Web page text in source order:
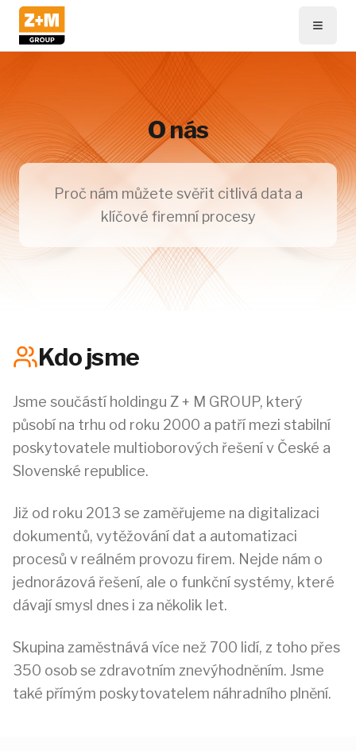
O nás
Proč nám můžete svěřit citlivá data a
klíčové firemní procesy
Kdo jsme
Jsme součástí holdingu Z + M GROUP, který
působí na trhu od roku 2000 a patří mezi stabilní
poskytovatele multioborových řešení v České a
Slovenské republice.
Již od roku 2013 se zaměřujeme na digitalizaci
dokumentů, vytěžování dat a automatizaci
procesů v reálném provozu firem. Nejde nám o
jednorázová řešení, ale o funkční systémy, které
dávají smysl dnes i za několik let.
Skupina zaměstnává více než 700 lidí, z toho přes
350 osob se zdravotním znevýhodněním. Jsme
také přímým poskytovatelem náhradního plnění.